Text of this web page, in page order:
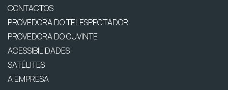
CONTACTOS
PROVEDORA DO TELESPECTADOR
PROVEDORA DO OUVINTE
ACESSIBILIDADES
SATÉLITES
A EMPRESA